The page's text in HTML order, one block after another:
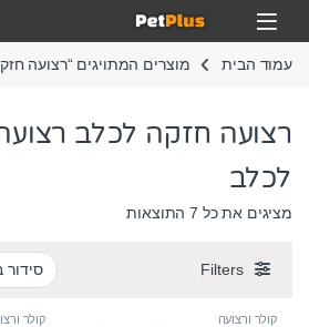
Skip to navigation
Skip to content
Open
עמוד הבית מוצרים המתויגים “רצועה
רצועה חזקה לכלב
לכלב
מציגים את כל ⁦7⁩ התוצאות
Filters
קולר ורצועה קולר